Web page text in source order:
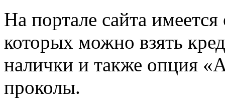
На портале сайта
которых можно взять
налички и также опция
проколы.